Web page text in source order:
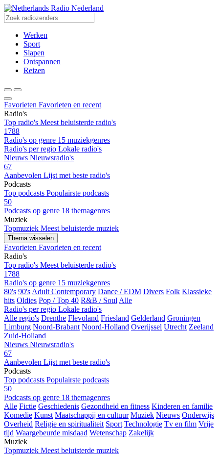
Radio Nederland
Werken
Sport
Slapen
Ontspannen
Reizen
Favorieten Favorieten en recent
Radio's
Top radio's Meest beluisterde radio's
1788
Radio's op genre 15 muziekgenres
Radio's per regio Lokale radio's
Nieuws Nieuwsradio's
67
Aanbevolen Lijst met beste radio's
Podcasts
Top podcasts Populairste podcasts
50
Podcasts op genre 18 themagenres
Muziek
Topmuziek Meest beluisterde muziek
Thema wisselen
Favorieten Favorieten en recent
Radio's
Top radio's Meest beluisterde radio's
1788
Radio's op genre 15 muziekgenres
80's 90's Adult Contemporary Dance / EDM Divers Folk Klassieke
hits Oldies Pop / Top 40 R&B / Soul Alle
Radio's per regio Lokale radio's
Alle regio's Drenthe Flevoland Friesland Gelderland Groningen
Limburg Noord-Brabant Noord-Holland Overijssel Utrecht Zeeland
Zuid-Holland
Nieuws Nieuwsradio's
67
Aanbevolen Lijst met beste radio's
Podcasts
Top podcasts Populairste podcasts
50
Podcasts op genre 18 themagenres
Alle Fictie Geschiedenis Gezondheid en fitness Kinderen en familie
Komedie Kunst Maatschappij en cultuur Muziek Nieuws Onderwijs
Overheid Religie en spiritualiteit Sport Technologie Tv en film Vrije
tijd Waargebeurde misdaad Wetenschap Zakelijk
Muziek
Topmuziek Meest beluisterde muziek